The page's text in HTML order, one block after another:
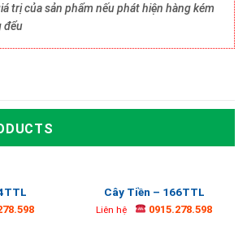
trị của sản phẩm nếu phát hiện hàng kém
đểu
Cây Tiền – 166TTL
Liên hệ 0915.278.598